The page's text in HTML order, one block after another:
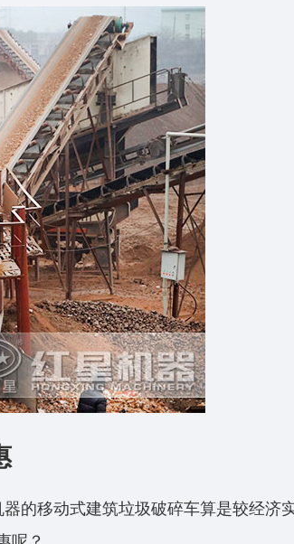
的移动式建筑垃圾破碎车算是较经济